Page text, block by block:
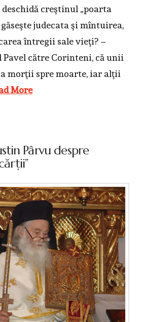
creştinul „poarta
judecata şi mîntuirea,
întregii sale vieţi? –
Pavel către Corinteni, că unii
morţii spre moarte, iar alţii
More
Pârvu despre